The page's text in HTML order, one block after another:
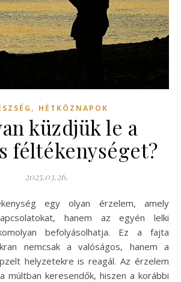
, HÉTKÖZNAPOK
küzdjük le a
féltékenységet?
2025.03.26.
hanem az egyén lelki
befolyásolhatja. Ez a fajta
nemcsak a valóságos, hanem a
helyzetekre is reagál. Az érzelem
múltban keresendők, hiszen a korábbi